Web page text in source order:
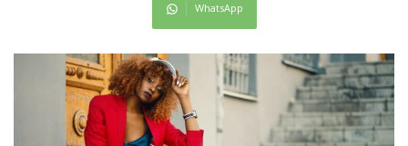
WhatsApp